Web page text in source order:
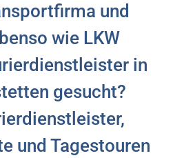
und
wie LKW
in
gesucht?
und Tagestouren